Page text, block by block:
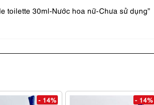
toilette 30ml-Nước hoa nữ-Chưa sử dụng”
- 14% - 14%